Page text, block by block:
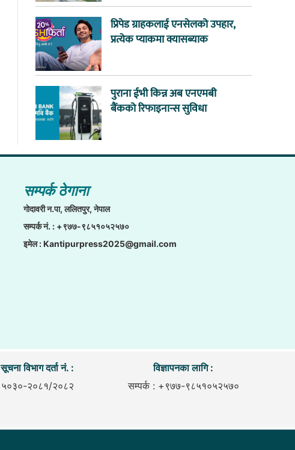
प्रिपेड ग्राहकलाई एनसेलको उपहार,
प्रत्येक प्याकमा क्यासब्याक
पुराना ईभी किन्न अब एनएमबी
बैंकको रिफाइनान्स सुविधा
सम्पर्क ठेगाना
गाेदावरी न.पा, ललितपुर, नेपाल
सम्पर्क नं. : +९७७-९८५१०५२५७०
इमेल :Kantipurpress2025@gmail.com
सूचना विभाग दर्ता नं. :
५०३०-२०८१/२०८२
विज्ञापनका लागि :
सम्पर्क : +९७७-९८५१०५२५७०